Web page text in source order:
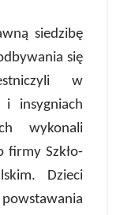
siedzibę
się
w
insygniach
wykonali
firmy Szkło-
Dzieci